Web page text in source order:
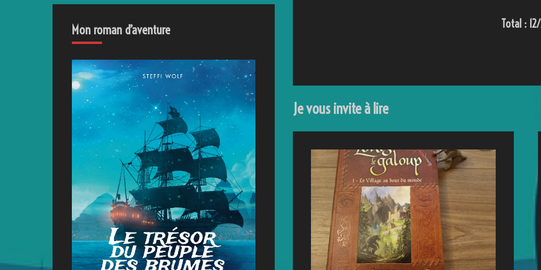
Total :
Je vous invite à lire
Mon roman d’aventure